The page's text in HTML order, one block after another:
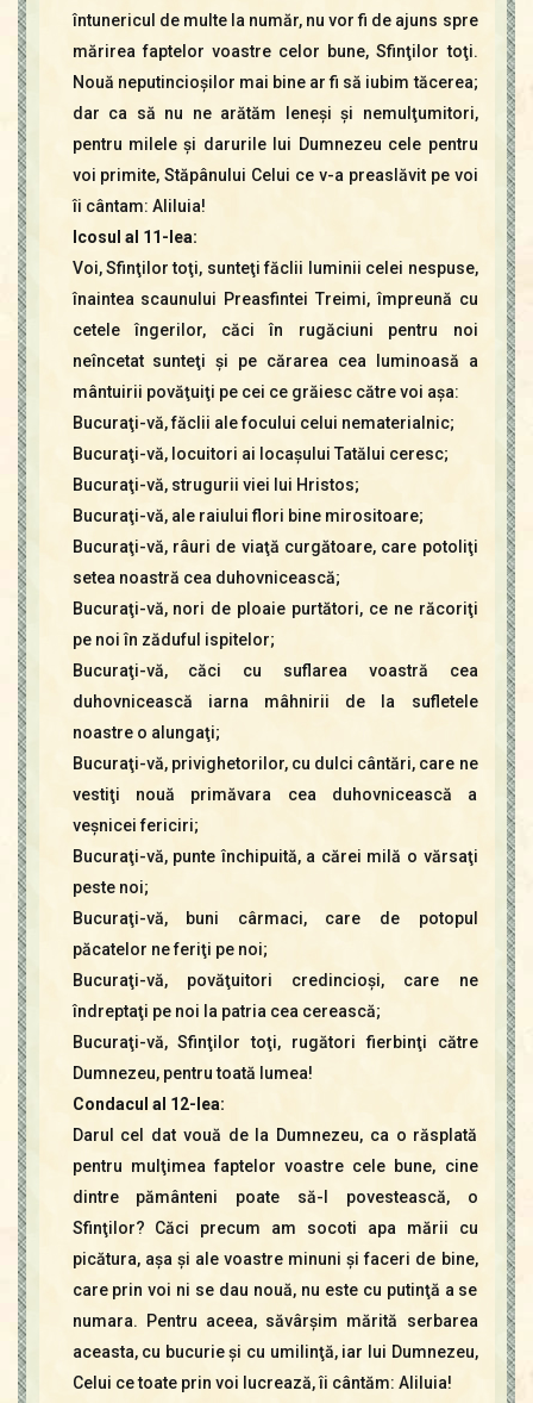
întunericul de multe la număr, nu vor fi de ajuns spre
mărirea faptelor voastre celor bune, Sfinţilor toţi.
Nouă neputincioşilor mai bine ar fi să iubim tăcerea;
dar ca să nu ne arătăm leneşi şi nemulţumitori,
pentru milele şi darurile lui Dumnezeu cele pentru
voi primite, Stăpânului Celui ce v-a preaslăvit pe voi
îi cântam: Aliluia!
Icosul al 11-lea:
Voi, Sfinţilor toţi, sunteţi făclii luminii celei nespuse,
înaintea scaunului Preasfintei Treimi, împreună cu
cetele îngerilor, căci în rugăciuni pentru noi
neîncetat sunteţi şi pe cărarea cea luminoasă a
mântuirii povăţuiţi pe cei ce grăiesc către voi aşa:
Bucuraţi-vă, făclii ale focului celui nematerialnic;
Bucuraţi-vă, locuitori ai locaşului Tatălui ceresc;
Bucuraţi-vă, strugurii viei lui Hristos;
Bucuraţi-vă, ale raiului flori bine mirositoare;
Bucuraţi-vă, râuri de viaţă curgătoare, care potoliţi
setea noastră cea duhovnicească;
Bucuraţi-vă, nori de ploaie purtători, ce ne răcoriţi
pe noi în zăduful ispitelor;
Bucuraţi-vă, căci cu suflarea voastră cea
duhovnicească iarna mâhnirii de la sufletele
noastre o alungaţi;
Bucuraţi-vă, privighetorilor, cu dulci cântări, care ne
vestiţi nouă primăvara cea duhovnicească a
veşnicei fericiri;
Bucuraţi-vă, punte închipuită, a cărei milă o vărsaţi
peste noi;
Bucuraţi-vă, buni cârmaci, care de potopul
păcatelor ne feriţi pe noi;
Bucuraţi-vă, povăţuitori credincioşi, care ne
îndreptaţi pe noi la patria cea cerească;
Bucuraţi-vă, Sfinţilor toţi, rugători fierbinţi către
Dumnezeu, pentru toată lumea!
Condacul al 12-lea:
Darul cel dat vouă de la Dumnezeu, ca o răsplată
pentru mulţimea faptelor voastre cele bune, cine
dintre pământeni poate să-l povestească, o
Sfinţilor? Căci precum am socoti apa mării cu
picătura, aşa şi ale voastre minuni şi faceri de bine,
care prin voi ni se dau nouă, nu este cu putinţă a se
numara. Pentru aceea, săvârşim mărită serbarea
aceasta, cu bucurie şi cu umilinţă, iar lui Dumnezeu,
Celui ce toate prin voi lucrează, îi cântăm: Aliluia!